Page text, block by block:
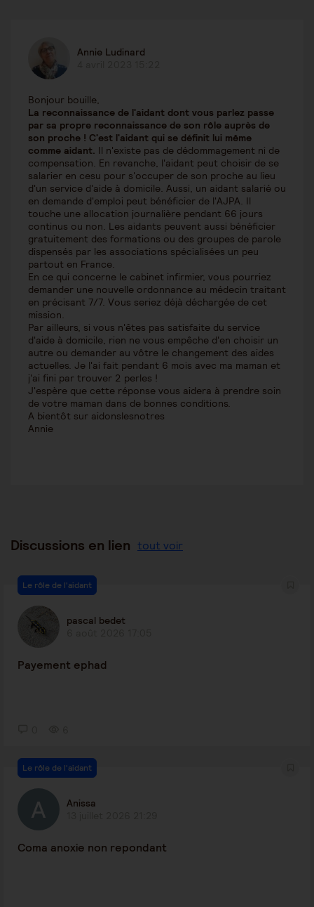
Annie Ludinard
Bonjour bouille,
La reconnaissance de l'aidant dont vous parlez passe
par sa propre reconnaissance de son rôle auprès de
son proche ! C'est l'aidant qui se définit lui même
comme aidant. Il n'existe pas de dédommagement ni de
compensation. En revanche, l'aidant peut choisir de se
salarier en cesu pour s'occuper de son proche au lieu
d'un service d'aide à domicile. Aussi, un aidant salarié ou
en demande d'emploi peut bénéficier de l'AJPA. Il
touche une allocation journalière pendant 66 jours
continus ou non. Les aidants peuvent aussi bénéficier
gratuitement des formations ou des groupes de parole
dispensés par les associations spécialisées un peu
partout en France.
En ce qui concerne le cabinet infirmier, vous pourriez
demander une nouvelle ordonnance au médecin traitant
en précisant 7/7. Vous seriez déjà déchargée de cet
mission.
Par ailleurs, si vous n'êtes pas satisfaite du service
d'aide à domicile, rien ne vous empêche d'en choisir un
autre ou demander au vôtre le changement des aides
actuelles. Je l'ai fait pendant 6 mois avec ma maman et
j'ai fini par trouver 2 perles !
J'espère que cette réponse vous aidera à prendre soin
de votre maman dans de bonnes conditions.
A bientôt sur aidonslesnotres
Annie
Discussions en lien tout voir
Le rôle de l'aidant
pascal bedet
Payement ephad
Le rôle de l'aidant
Anissa
Coma anoxie non repondant